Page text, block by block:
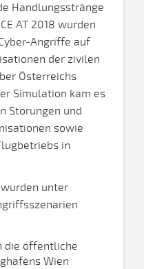
Handlungsstränge
2018 wurden
Angriffe auf
der zivilen
Österreichs
Simulation kam es
Störungen und
sowie
in
wurden unter
die öffentliche
Wien